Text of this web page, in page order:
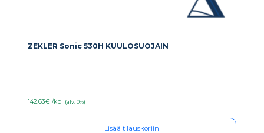
ZEKLER Sonic 530H KUULOSUOJAIN
142.63€ /kpl (alv. 0%)
Lisää tilauskoriin